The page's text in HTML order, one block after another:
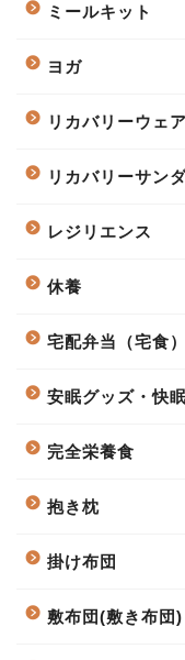
ミールキット
ヨガ
リカバリーウェア
リカバリーサン
レジリエンス
休養
宅配弁当（宅食）
安眠グッズ・快
完全栄養食
抱き枕
掛け布団
敷布団(敷き布団)